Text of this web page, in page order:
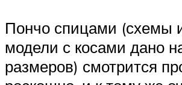
Пончо спицами (схемы
модели с косами дано
размеров) смотрится